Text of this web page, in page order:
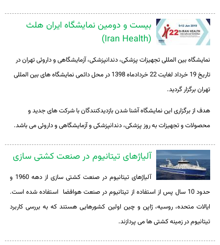
بیست و دومین نمایشگاه ایران هلث
(Iran Health)
نمایشگاه بین المللی تجهیزات پزشکی، دندانپزشکی، آزمایشگاهی و داروئی تهران در
تاریخ 19 خرداد لغایت 22 خردادماه 1398 در محل دائمی نمایشگاه های بین المللی
تهران برگزار گردید.
هدف از برگزاری این نمایشگاه آشنا شدن بازدیدکنندگان با شرکت های جدید و
محصولات و تجهیزات به روز پزشکی، دندانپزشکی و آزمایشگاهی و داروئی می باشد.
آلیاژهای تیتانیوم در صنعت کشتی سازی
آلیاژهای تیتانیوم در صنعت کشتی سازی از دهه 1960 و
حدود 10 سال پس از استفاده از تیتانیوم در صنعت هوافضا استفاده شده است.
ایالات متحده، روسیه، ژاپن و چین اولین کشورهایی هستند که به بررسی کاربرد
تیتانیوم در زمینه کشتی ها می پردازند.